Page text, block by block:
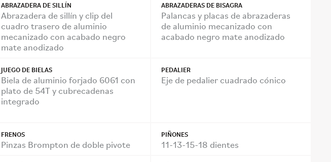
ABRAZADERA DE SILLÍN
Abrazadera de sillín y clip del
cuadro trasero de aluminio
mecanizado con acabado negro
mate anodizado
ABRAZADERAS DE BISAGRA
Palancas y placas de abrazaderas
de aluminio mecanizado con
acabado negro mate anodizado
JUEGO DE BIELAS
Biela de aluminio forjado 6061 con
plato de 54T y cubrecadenas
integrado
PEDALIER
Eje de pedalier cuadrado cónico
FRENOS
Pinzas Brompton de doble pivote
PIÑONES
11-13-15-18 dientes